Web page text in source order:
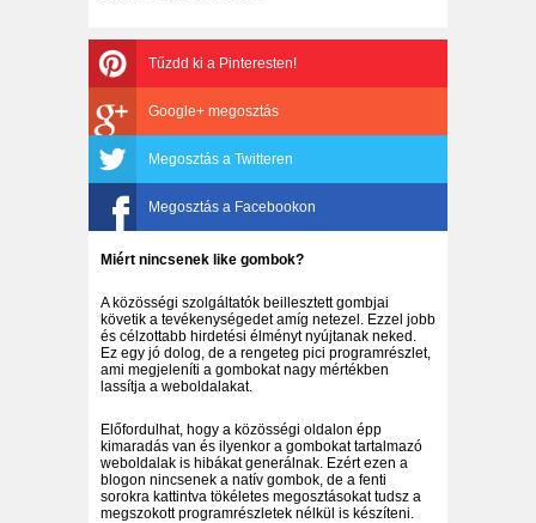
Tűzdd ki a Pinteresten!
Google+ megosztás
Megosztás a Twitteren
Megosztás a Facebookon
Miért nincsenek like gombok?
A közösségi szolgáltatók beillesztett gombjai
követik a tevékenységedet amíg netezel. Ezzel jobb
és célzottabb hirdetési élményt nyújtanak neked.
Ez egy jó dolog, de a rengeteg pici programrészlet,
ami megjeleníti a gombokat nagy mértékben
lassítja a weboldalakat.
Előfordulhat, hogy a közösségi oldalon épp
kimaradás van és ilyenkor a gombokat tartalmazó
weboldalak is hibákat generálnak. Ezért ezen a
blogon nincsenek a natív gombok, de a fenti
sorokra kattintva tökéletes megosztásokat tudsz a
megszokott programrészletek nélkül is készíteni.